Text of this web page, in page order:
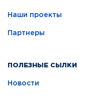
Наши проекты
Партнеры
ПОЛЕЗНЫЕ СЫЛКИ
Новости